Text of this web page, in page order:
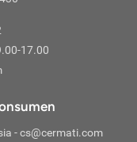
rendah
Jika
Kredit
17.00
- cs@cermati.com